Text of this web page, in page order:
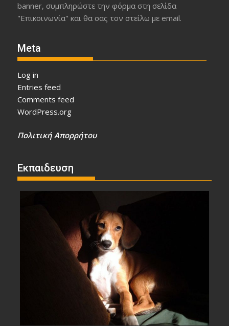
banner, συμπληρώστε την φόρμα στη σελίδα
"Επικοινωνία" και θα σας τον στείλω με email.
Meta
Log in
Entries feed
Comments feed
WordPress.org
Πολιτική Απορρήτου
Εκπαιδευση